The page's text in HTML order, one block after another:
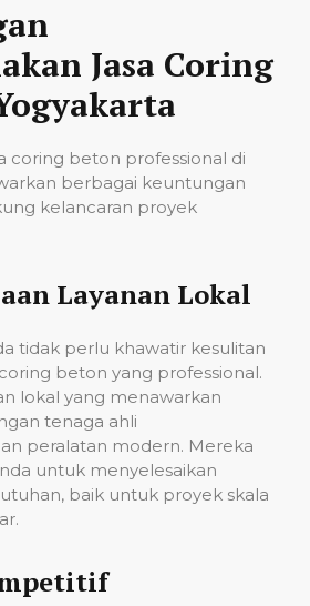
Jasa Coring
coring beton professional di
berbagai keuntungan
kelancaran proyek
Layanan Lokal
tidak perlu khawatir kesulitan
beton yang professional.
lokal yang menawarkan
tenaga ahli
peralatan modern. Mereka
untuk menyelesaikan
baik untuk proyek skala